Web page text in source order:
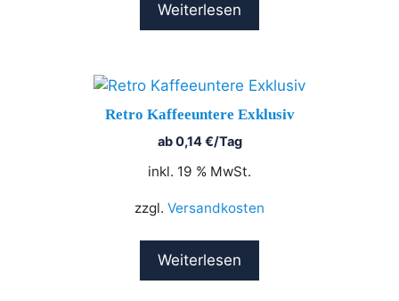
Weiterlesen
Retro Kaffeeuntere Exklusiv
ab0,14€/Tag
inkl. 19 % MwSt.
zzgl. Versandkosten
Weiterlesen